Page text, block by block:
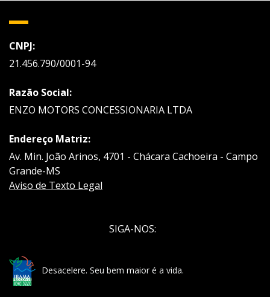
CNPJ:
21.456.790/0001-94
Razão Social:
ENZO MOTORS CONCESSIONARIA LTDA
Endereço Matriz:
Av. Min. João Arinos, 4701 - Chácara Cachoeira - Campo
Grande-MS
Aviso de Texto Legal
SIGA-NOS:
Desacelere. Seu bem maior é a vida.